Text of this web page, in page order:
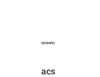
acs